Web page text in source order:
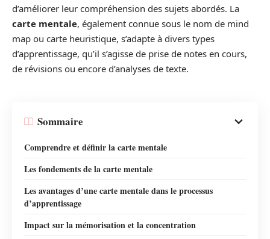
d’améliorer leur compréhension des sujets abordés. La
carte mentale, également connue sous le nom de mind
map ou carte heuristique, s’adapte à divers types
d’apprentissage, qu’il s’agisse de prise de notes en cours,
de révisions ou encore d’analyses de texte.
Sommaire
Comprendre et définir la carte mentale
Les fondements de la carte mentale
Les avantages d’une carte mentale dans le processus
d’apprentissage
Impact sur la mémorisation et la concentration